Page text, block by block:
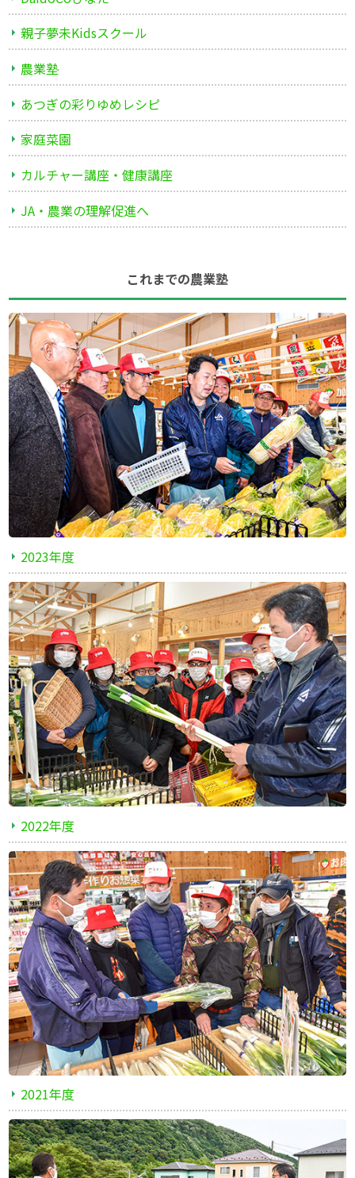
親子夢未Kidsスクール
農業塾
あつぎの彩りゆめレシピ
家庭菜園
カルチャー講座・健康講座
JA・農業の理解促進へ
これまでの農業塾
2023年度
2022年度
2021年度